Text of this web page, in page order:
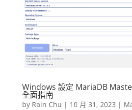
Windows 設定 MariaDB
全面指南
by Rain Chu | 10 月 31, 2023 |